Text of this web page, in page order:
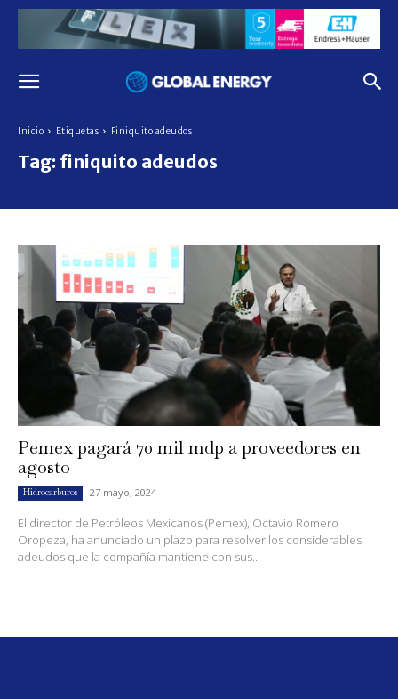
Inicio Etiquetas Finiquito adeudos
Tag: finiquito adeudos
Pemex pagará 70 mil mdp a proveedores en
agosto
Hidrocarburos 27 mayo, 2024
El director de Petróleos Mexicanos (Pemex), Octavio Romero
Oropeza, ha anunciado un plazo para resolver los considerables
adeudos que la compañía mantiene con sus...